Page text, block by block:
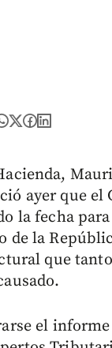
ayer que el
la fecha
de la
que
el informe